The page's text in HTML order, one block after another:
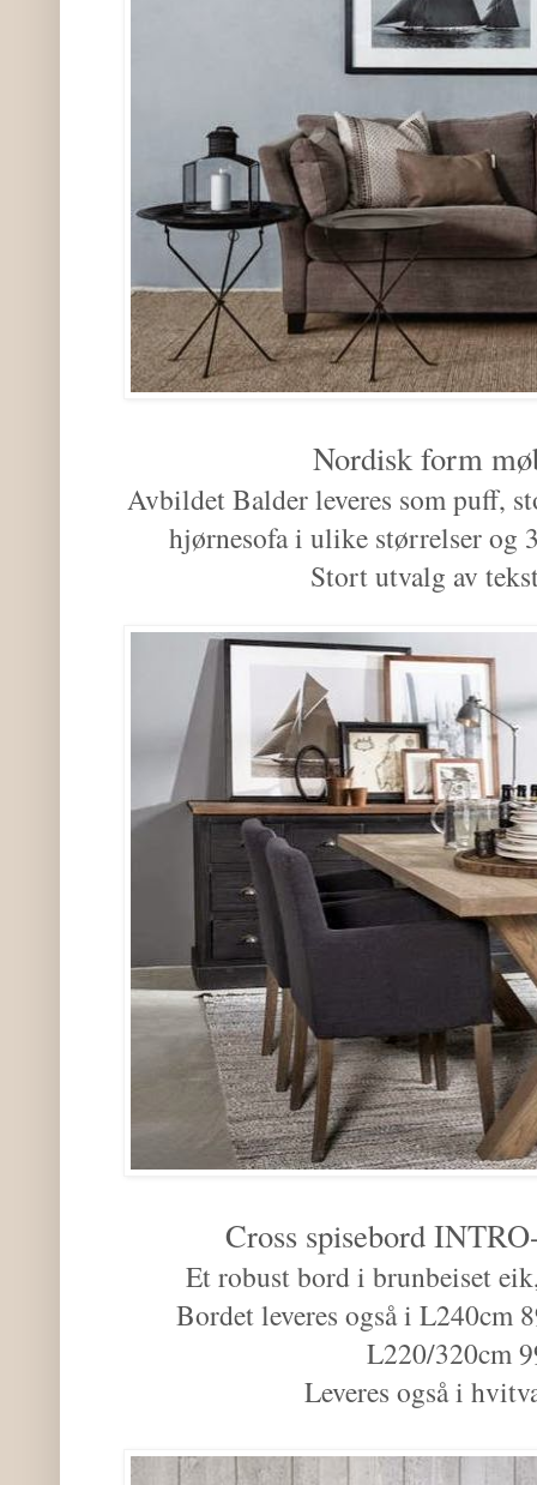
Nordisk form
Avbildet Balder leveres som puff,
hjørnesofa i ulike størrelser og
Stort utvalg av
Cross spisebord
Et robust bord i brunbeiset
Bordet leveres også i L240cm
L220/320cm
Leveres også i